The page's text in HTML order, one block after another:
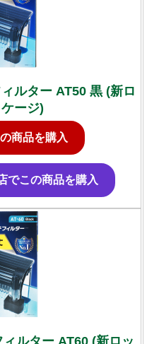
ルター AT50 黒 (新ロ
ージ)
商品を購入
この商品を購入
ルター AT60 (新ロッ